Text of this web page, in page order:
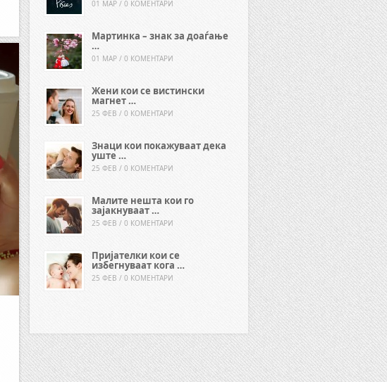
01 МАР / 0 КОМЕНТАРИ
Мартинка – знак за доаѓање
…
01 МАР / 0 КОМЕНТАРИ
Жени кои се вистински
магнет …
25 ФЕВ / 0 КОМЕНТАРИ
Знаци кои покажуваат дека
уште …
25 ФЕВ / 0 КОМЕНТАРИ
Малите нешта кои го
зајакнуваат …
25 ФЕВ / 0 КОМЕНТАРИ
Пријателки кои се
избегнуваат кога …
25 ФЕВ / 0 КОМЕНТАРИ